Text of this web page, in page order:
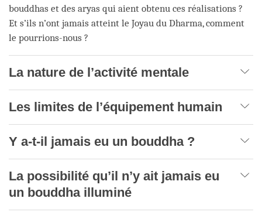
bouddhas et des aryas qui aient obtenu ces réalisations ?
Et s’ils n’ont jamais atteint le Joyau du Dharma, comment
le pourrions-nous ?
La nature de l’activité mentale
Les limites de l’équipement humain
Y a-t-il jamais eu un bouddha ?
La possibilité qu’il n’y ait jamais eu
un bouddha illuminé